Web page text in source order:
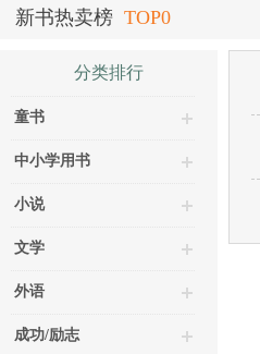
新书热卖榜 TOP0
分类排行
童书
中小学用书
小说
文学
外语
成功/励志